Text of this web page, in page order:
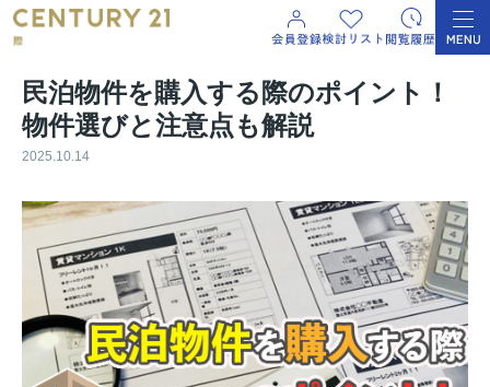
民泊物件を購入する際のポイント！
物件選びと注意点も解説
2025.10.14